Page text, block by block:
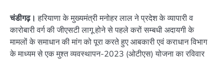
चंडीगढ़। हरियाणा के मुख्यमंत्री मनोहर लाल ने प्रदेश के व्यापारी व
कारोबारी वर्ग की जीएसटी लागू होने से पहले करों सम्‍बधी अदायगी के
मामलों के समाधान की मांग को पूरा करते हुए आबकारी एवं कराधान विभाग
के माध्यम से एक मुश्त व्यवस्थापन-2023 (ओटीएस) योजना का रविवार